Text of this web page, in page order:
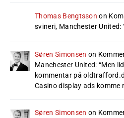
Thomas Bengtsson on
svineri, Manchester United:
Søren Simonsen on
Manchester United: “Men
kommentar på
Casino display ads komme
Søren Simonsen on